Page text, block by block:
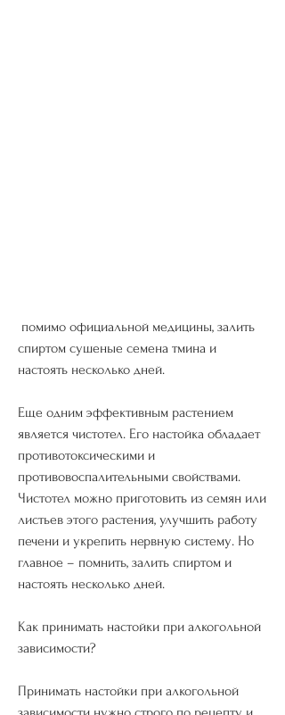
спиртом сушеные семена тмина и
настоять несколько дней.
Еще одним эффективным растением
является чистотел. Его настойка обладает
противотоксическими и
противовоспалительными свойствами.
Чистотел можно приготовить из семян или
листьев этого растения, улучшить работу
печени и укрепить нервную систему. Но
главное – помнить, залить спиртом и
настоять несколько дней.
Как принимать настойки при алкогольной
зависимости?
Принимать настойки при алкогольной